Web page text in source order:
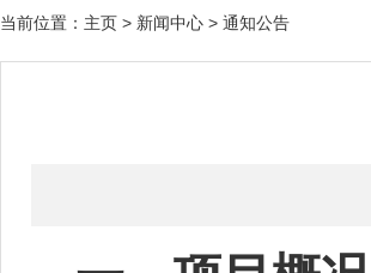
当前位置： 主页 > 新闻中心 > 通知公告